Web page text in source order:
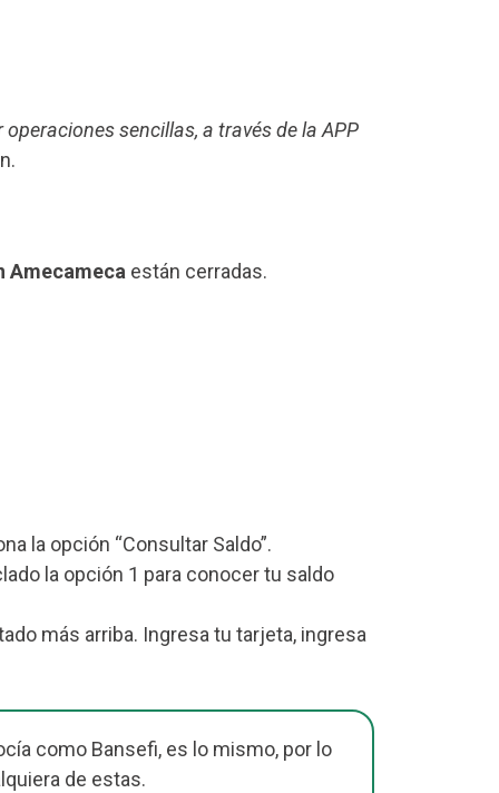
sencillas, a través de la APP
Amecameca están cerradas.
la opción “Consultar Saldo”.
la opción 1 para conocer tu saldo
más arriba. Ingresa tu tarjeta, ingresa
como Bansefi, es lo mismo, por lo
de estas.